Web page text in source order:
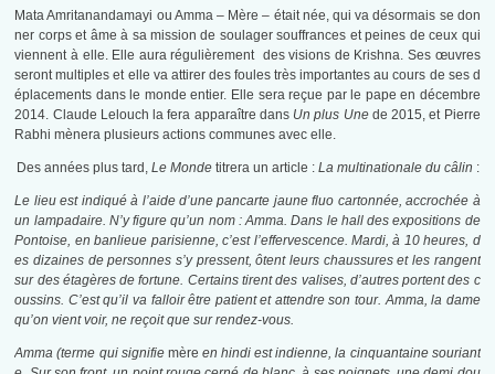
Mata Amritanandamayi ou Amma – Mère – était née, qui va désormais se don
ner corps et âme à sa mission de soulager souffrances et peines de ceux qui
viennent à elle. Elle aura régulièrement des visions de Krishna. Ses œuvres
seront multiples et elle va attirer des foules très importantes au cours de ses d
éplacements dans le monde entier. Elle sera reçue par le pape en décembre
2014. Claude Lelouch la fera apparaître dans Un plus Unede 2015, et Pierre
Rabhi mènera plusieurs actions communes avec elle.
Des années plus tard, Le Mondetitrera un article : La multinationale du câlin :
Le lieu est indiqué à l’aide d’une pancarte jaune fluo cartonnée, accrochée à
un lampadaire. N’y figure qu’un nom : Amma. Dans le hall des expositions de
Pontoise, en banlieue parisienne, c’est l’effervescence. Mardi, à 10 heures, d
es dizaines de personnes s’y pressent, ôtent leurs chaussures et les rangent
sur des étagères de fortune. Certains tirent des valises, d’autres portent des c
oussins. C’est qu’il va falloir être patient et attendre son tour. Amma, la dame
qu’on vient voir, ne reçoit que sur rendez-vous.
Amma (terme qui signifie mère en hindi est indienne, la cinquantaine souriant